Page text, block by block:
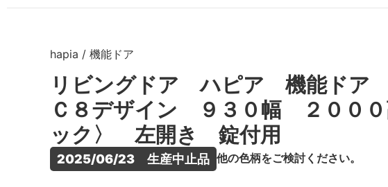
hapia / 機能ドア
リビングドア ハピア 機能ド
Ｃ８デザイン ９３０幅 ２００
ック〉 左開き 錠付用
2025/06/23　生産中止品 他の色柄をご検討ください。